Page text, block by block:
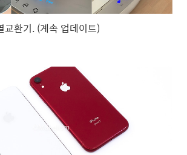
환기. (계속 업데이트)